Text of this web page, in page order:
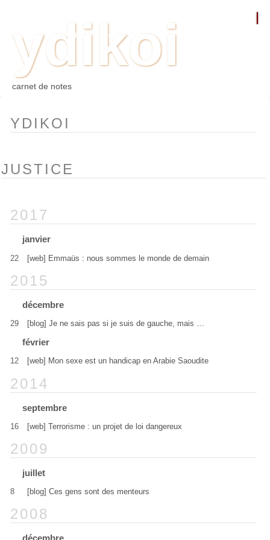
TAGS
CONTACT ⛵︎
ydikoi
carnet de notes
YDIKOI
JUSTICE
2017
janvier
22 [web] Emmaüs : nous sommes le monde de demain
2015
décembre
29 [blog] Je ne sais pas si je suis de gauche, mais …
février
12 [web] Mon sexe est un handicap en Arabie Saoudite
2014
septembre
16 [web] Terrorisme : un projet de loi dangereux
2009
juillet
8 [blog] Ces gens sont des menteurs
2008